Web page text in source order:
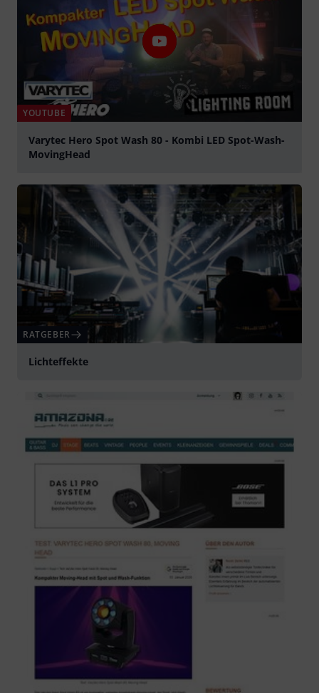
YOUTUBE
Varytec Hero Spot Wash 80 - Kombi LED Spot-Wash-
MovingHead
RATGEBER
Lichteffekte